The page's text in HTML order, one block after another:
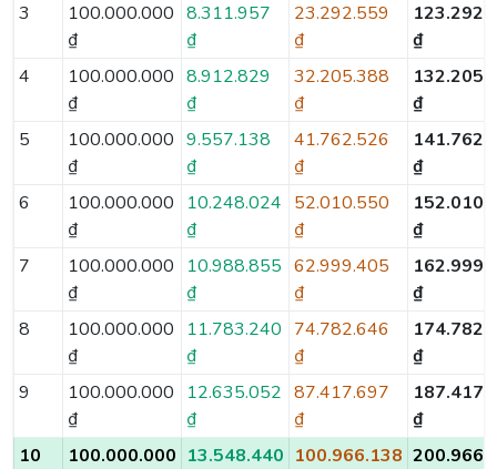
3
100.000.000
₫
8.311.957
₫
23.292.559
₫
₫
4
100.000.000
₫
8.912.829
₫
32.205.388
₫
₫
5
100.000.000
₫
9.557.138
₫
41.762.526
₫
₫
6
100.000.000
₫
10.248.024
₫
52.010.550
₫
₫
7
100.000.000
₫
10.988.855
₫
62.999.405
₫
₫
8
100.000.000
₫
11.783.240
₫
74.782.646
₫
₫
9
100.000.000
₫
12.635.052
₫
87.417.697
₫
₫
10
100.000.000 13.548.440 100.966.138